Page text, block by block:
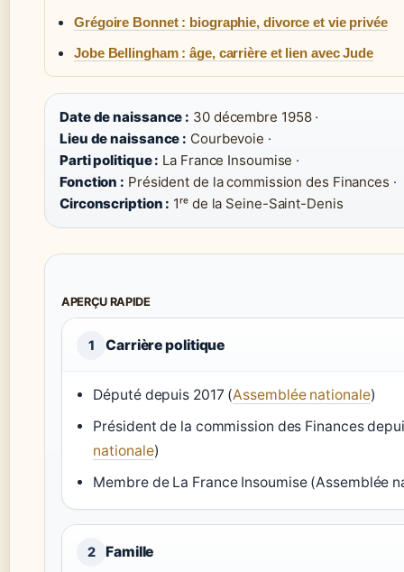
Grégoire Bonnet : biographie, divorce et vie privée
Jobe Bellingham : âge, carrière et lien avec Jude
Date de naissance : 30 décembre 1958 ·
Lieu de naissance : Courbevoie ·
Parti politique : La France Insoumise ·
Fonction : Président de la commission des Finances ·
Circonscription : 1ʳᵉ de la Seine-Saint-Denis
APERÇU RAPIDE
1 Carrière politique
Député depuis 2017 (Assemblée nationale)
Président de la commission des Finances
nationale)
Membre de La France Insoumise (Assemblée
2 Famille